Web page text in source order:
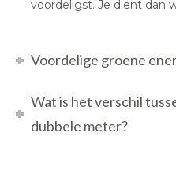
voordeligst. Je dient dan
Voordelige groene
Wat is het verschil
dubbele meter?